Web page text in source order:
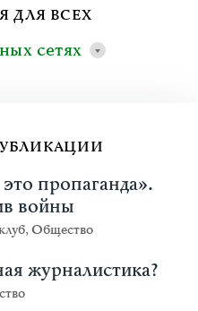
пропаганда».
войны
,Общество
журналистика?
ДЛЯ ВСЕХ
сетях